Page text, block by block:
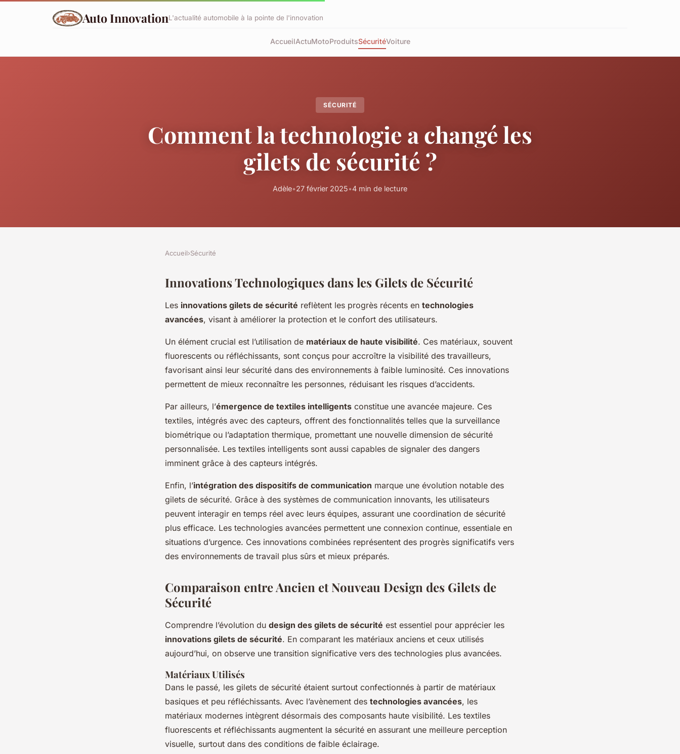
Auto InnovationL'actualité automobile à la pointe de l'innovation
AccueilActuMotoProduitsSécuritéVoiture
SÉCURITÉ
Comment la technologie a changé les
gilets de sécurité ?
Adèle•27 février 2025•4 min de lecture
Accueil›Sécurité
Innovations Technologiques dans les Gilets de Sécurité
Les innovations gilets de sécurité reflètent les progrès récents en technologies
avancées, visant à améliorer la protection et le confort des utilisateurs.
Un élément crucial est l’utilisation de matériaux de haute visibilité. Ces matériaux, souvent
fluorescents ou réfléchissants, sont conçus pour accroître la visibilité des travailleurs,
favorisant ainsi leur sécurité dans des environnements à faible luminosité. Ces innovations
permettent de mieux reconnaître les personnes, réduisant les risques d’accidents.
Par ailleurs, l’émergence de textiles intelligents constitue une avancée majeure. Ces
textiles, intégrés avec des capteurs, offrent des fonctionnalités telles que la surveillance
biométrique ou l’adaptation thermique, promettant une nouvelle dimension de sécurité
personnalisée. Les textiles intelligents sont aussi capables de signaler des dangers
imminent grâce à des capteurs intégrés.
Enfin, l’intégration des dispositifs de communication marque une évolution notable des
gilets de sécurité. Grâce à des systèmes de communication innovants, les utilisateurs
peuvent interagir en temps réel avec leurs équipes, assurant une coordination de sécurité
plus efficace. Les technologies avancées permettent une connexion continue, essentiale en
situations d’urgence. Ces innovations combinées représentent des progrès significatifs vers
des environnements de travail plus sûrs et mieux préparés.
Comparaison entre Ancien et Nouveau Design des Gilets de
Sécurité
Comprendre l’évolution du design des gilets de sécurité est essentiel pour apprécier les
innovations gilets de sécurité. En comparant les matériaux anciens et ceux utilisés
aujourd’hui, on observe une transition significative vers des technologies plus avancées.
Matériaux Utilisés
Dans le passé, les gilets de sécurité étaient surtout confectionnés à partir de matériaux
basiques et peu réfléchissants. Avec l’avènement des technologies avancées, les
matériaux modernes intègrent désormais des composants haute visibilité. Les textiles
fluorescents et réfléchissants augmentent la sécurité en assurant une meilleure perception
visuelle, surtout dans des conditions de faible éclairage.